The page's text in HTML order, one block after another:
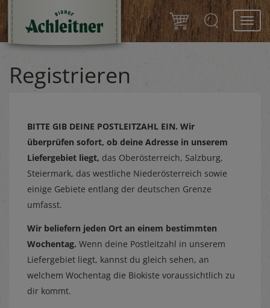
Registrieren
BITTE GIB DEINE POSTLEITZAHL EIN. Wir
überprüfen sofort, ob deine Adresse in unserem
Liefergebiet liegt, das Oberösterreich, Salzburg,
Steiermark, das westliche Niederösterreich sowie
einige Gebiete entlang der deutschen Grenze
umfasst.
Wir beliefern jeden Ort an einem bestimmten
Wochentag. Wenn deine Postleitzahl in unserem
Liefergebiet liegt, kannst du gleich sehen, an
welchem Wochentag die Biokiste voraussichtlich zu
dir kommt.